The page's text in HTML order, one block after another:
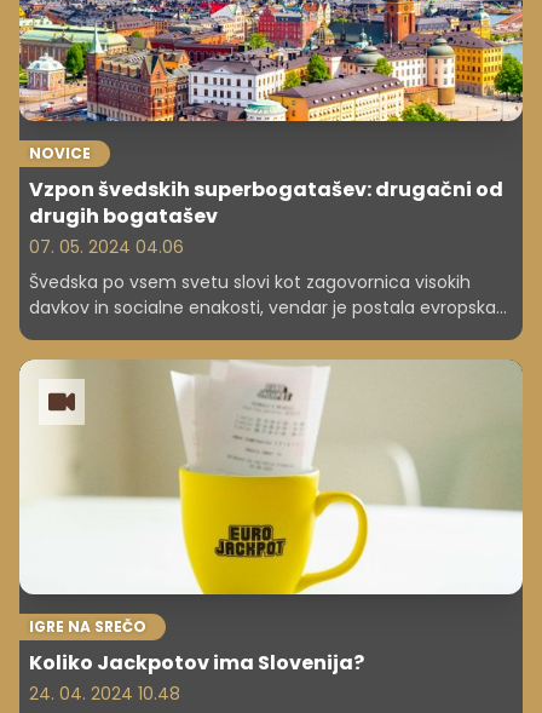
NOVICE
Vzpon švedskih superbogatašev: drugačni od
drugih bogatašev
07. 05. 2024 04.06
Švedska po vsem svetu slovi kot zagovornica visokih
davkov in socialne enakosti, vendar je postala evropska
IGRE NA SREČO
Koliko Jackpotov ima Slovenija?
24. 04. 2024 10.48